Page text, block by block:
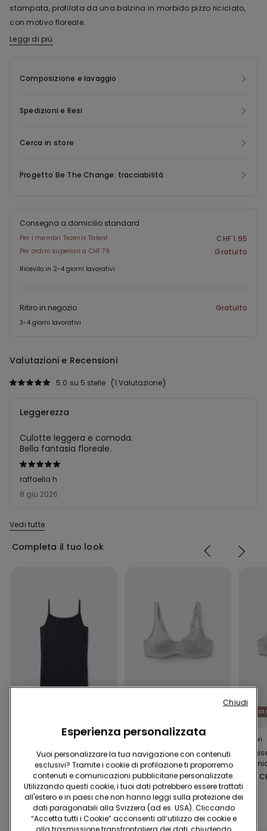
stampata, profilata da una balzina in morbido pizzo riciclato,
con motivo floreale.
La poliammide del pizzo di questo prodotto è realizzata con
che non hanno ancora raggiunto il consumatore finale.
Leggi di più
Composizione e lavaggio
Spedizioni e Resi
Cerca in store
Progetto Be The Change: tracciabilità
Consegna a domicilio standard
Per i membri Tezenis Talent CHF 1.95
Per ordini superiori a CHF 79 Gratuito
Ricevilo in 2-4 giorni lavorativi
Ritiro in negozio Gratuito
3-4 giorni lavorativi
Valutazioni e Recensioni
1 Valutazione
5.0 su 5 stelle
Valutato
5
su
8 giu 2026
raffaella h
Leggerezza
Culotte leggera e comoda.
Bella fantasia floreale.
Vedi tutte
Completa il tuo look
Canotta Elasticizzata
in Cotone Organico
con Scollo Tondo
12.95 CHF
5 Colori
Reggiseno Balconcino
in Cotone Organico
Paris
19.95 CHF
5 Colori
Athens
19.95
Completa la promo5 Slip x CHF 29.90
Esperienza personalizzata
Vuoi personalizzare la tua navigazione con contenuti
esclusivi? Tramite i cookie di profilazione ti proporremo
contenuti e comunicazioni pubblicitarie personalizzate.
Utilizzando questi cookie, i tuoi dati potrebbero essere trattati
all'estero e in paesi che non hanno leggi sulla protezione dei
dati paragonabili alla Svizzera (ad es. USA). Cliccando
“Accetta tutti i Cookie” acconsenti all’utilizzo dei cookie e
Chiudi